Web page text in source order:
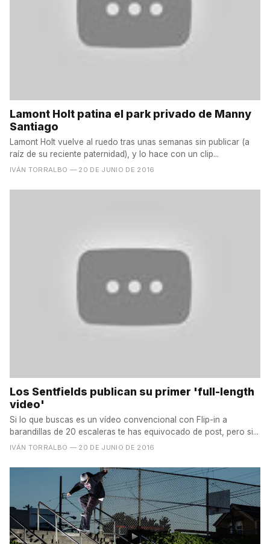
Lamont Holt patina el park privado de Manny
Santiago
Lamont Holt vuelve al ruedo tras unas semanas sin publicar (a
raíz de su reciente paternidad), y lo hace con un clip...
IVÁN TORRALBO — 20 DE JUNIO DE 2016
Los Sentfields publican su primer 'full-length
video'
Si lo que buscas es un vídeo convencional con Flip-in a
barandillas de 20 escaleras te has equivocado de post, pero si...
IVÁN TORRALBO — 20 DE JUNIO DE 2016